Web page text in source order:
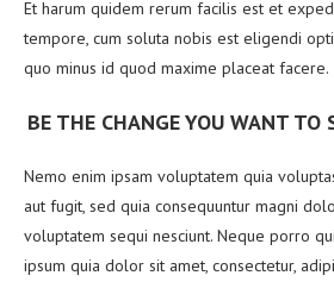
Et harum quidem rerum facilis est et
tempore, cum soluta nobis est eligendi
quo minus id quod maxime placeat facere.
BE THE CHANGE YOU WANT TO
Nemo enim ipsam voluptatem quia
aut fugit, sed quia consequuntur magni
voluptatem sequi nesciunt. Neque porro
ipsum quia dolor sit amet, consectetur,